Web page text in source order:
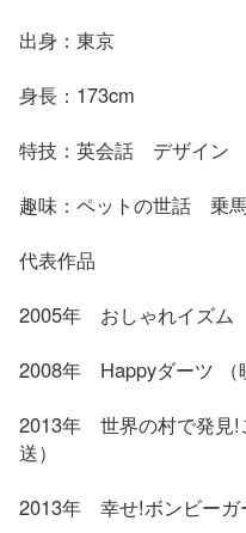
出身：東京
身長：173cm
特技：英会話 デザイン
趣味：ペットの世話 乗
代表作品
2005年 おしゃれイズム
2008年 Happyダーツ （
2013年 世界の村で発見!
送）
2013年 幸せ!ボンビーガ